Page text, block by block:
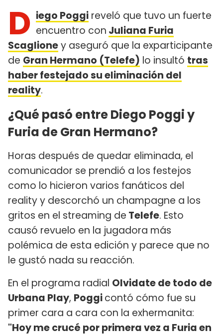
D iego Poggi reveló que tuvo un fuerte
encuentro con Juliana Furia
Scaglioney aseguró que la exparticipante
de Gran Hermano (Telefe) lo insultó tras
haber festejado su eliminación del
reality.
¿Qué pasó entre Diego Poggi y
Furia de Gran Hermano?
Horas después de quedar eliminada, el
comunicador se prendió a los festejos
como lo hicieron varios fanáticos del
reality y descorchó un champagne a los
gritos en el streaming de Telefe. Esto
causó revuelo en la jugadora más
polémica de esta edición y parece que no
le gustó nada su reacción.
En el programa radial Olvidate de todo de
Urbana Play, Poggicontó cómo fue su
primer cara a cara con la exhermanita:
"Hoy me crucé por primera vez a Furia en